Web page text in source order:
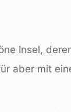
Insel,
aber mit